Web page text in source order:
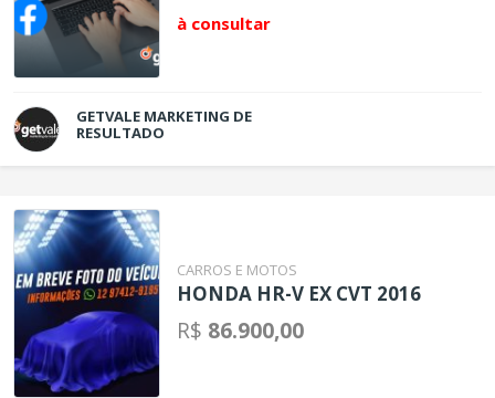
à consultar
GETVALE MARKETING DE
RESULTADO
CARROS E MOTOS
HONDA HR-V EX CVT 2016
R$ 86.900,00